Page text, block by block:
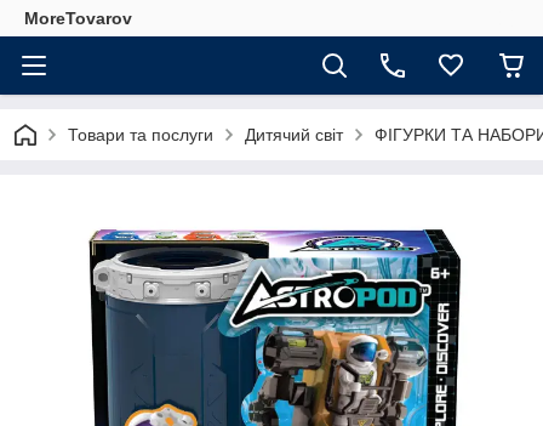
MoreTovarov
Товари та послуги Дитячий світ ФІГУРКИ ТА